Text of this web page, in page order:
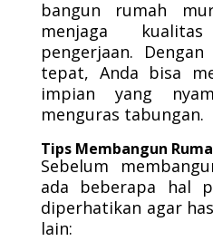
bangun rumah
menjaga
pengerjaan.
tepat, Anda bisa
impian yang
menguras tabungan.
Tips Membangun
Sebelum
ada beberapa hal
diperhatikan agar
lain: